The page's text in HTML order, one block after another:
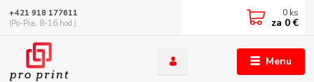
Menu
+421 918 177611
(Po-Pia, 8-16 hod.)
0 ks
za 0 €